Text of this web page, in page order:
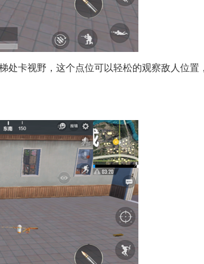
处卡视野，这个点位可以轻松的观察敌人位置